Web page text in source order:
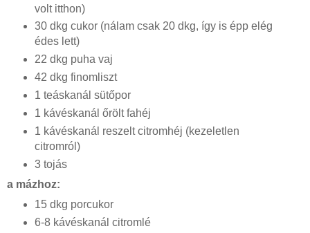
volt itthon)
30 dkg cukor (nálam csak 20 dkg, így is épp elég
édes lett)
22 dkg puha vaj
42 dkg finomliszt
1 teáskanál sütőpor
1 kávéskanál őrölt fahéj
1 kávéskanál reszelt citromhéj (kezeletlen
citromról)
3 tojás
a mázhoz:
15 dkg porcukor
6-8 kávéskanál citromlé